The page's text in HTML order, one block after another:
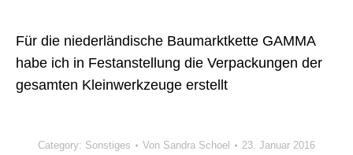
Für die niederländische Baumarktkette GAMMA
habe ich in Festanstellung die Verpackungen der
gesamten Kleinwerkzeuge erstellt
Category: Sonstiges Von Sandra Schoel 23. Januar 2016